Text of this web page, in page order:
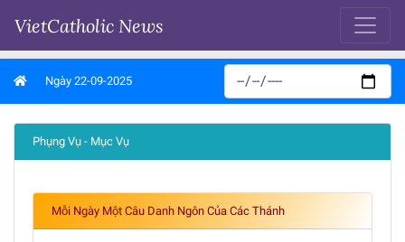
VietCatholic News
Ngày 22-09-2025
Phụng Vụ - Mục Vụ
Mỗi Ngày Một Câu Danh Ngôn Của Các Thánh